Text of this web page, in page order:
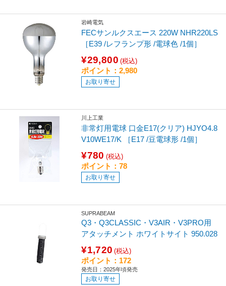
岩崎電気
FECサンルクスエース 220W NHR220LS
［E39 /レフランプ形 /電球色 /1個］
¥29,800 (税込)
ポイント：2,980
お取り寄せ
川上工業
非常灯用電球 口金E17(クリア) HJYO4.8
V10WE17/K ［E17 /豆電球形 /1個］
¥780 (税込)
ポイント：78
お取り寄せ
SUPRABEAM
Q3・Q3CLASSIC・V3AIR・V3PRO用
アタッチメント ホワイトサイト 950.028
¥1,720 (税込)
ポイント：172
発売日：2025年頃発売
お取り寄せ